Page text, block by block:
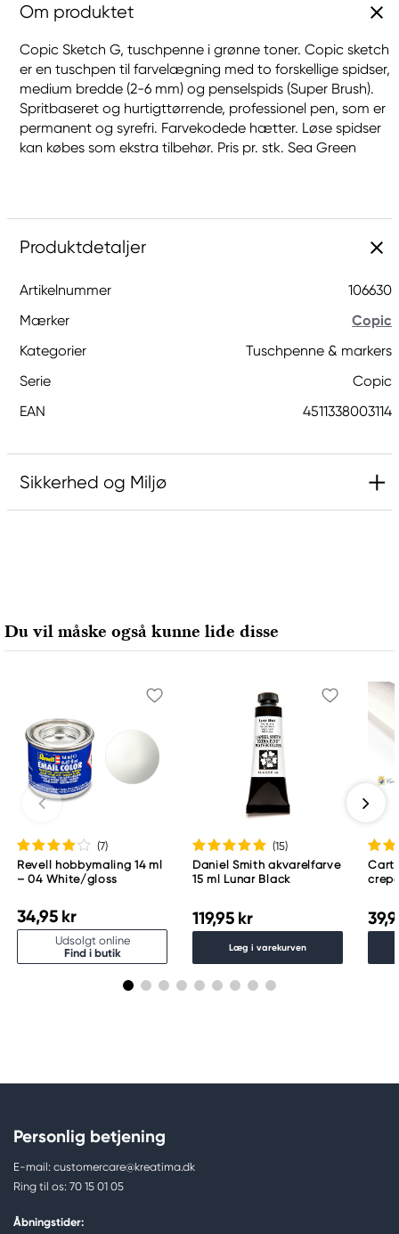
Om produktet
Copic Sketch G, tuschpenne i grønne toner. Copic sketch
er en tuschpen til farvelægning med to forskellige spidser,
medium bredde (2-6 mm) og penselspids (Super Brush).
Spritbaseret og hurtigttørrende, professionel pen, som er
permanent og syrefri. Farvekodede hætter. Løse spidser
kan købes som ekstra tilbehør. Pris pr. stk. Sea Green
Produktdetaljer
Artikelnummer
106630
Mærker
Copic
Kategorier
Tuschpenne & markers
Serie
Copic
EAN
4511338003114
Sikkerhed og Miljø
65205 Wiesbaden, Germany
export@holtz-gmbh.de
Copic
Too Marker Products Inc.
Meguro Higashiyama Bldg., 1-4-4 Higashiyama,
Meguro-ku
www.toomarker.co.jp
Du vil måske også kunne lide disse
(7)
Revell hobbymaling 14 ml
– 04 White/gloss
34,95 kr
Udsolgt online
Find i butik
(15)
Daniel Smith akvarelfarve
15 ml Lunar Black
119,95 kr
Læg i varekurven
Personlig betjening
E-mail: customercare@kreatima.dk
Ring til os: 70 15 01 05
Åbningstider: